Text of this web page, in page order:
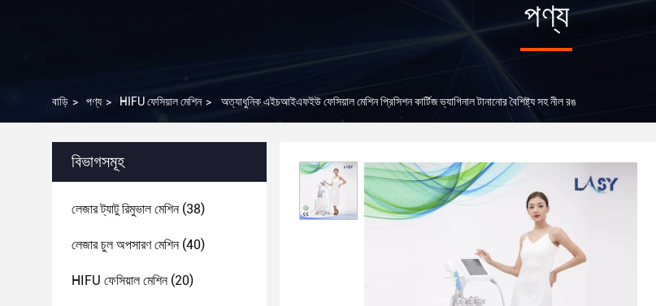
পণ্য
বাড়ি > পণ্য > HIFU ফেসিয়াল মেশিন > অত্যাধুনিক এইচআইএফইউ ফেসিয়াল মেশিন প্রিসিশন কার্টিজ ভ্যাগিনাল টানানোর বৈশিষ্ট্য সহ নীল রঙ
বিভাগসমূহ
লেজার ট্যাটু রিমুভাল মেশিন(38)
লেজার চুল অপসারণ মেশিন(40)
HIFU ফেসিয়াল মেশিন(20)